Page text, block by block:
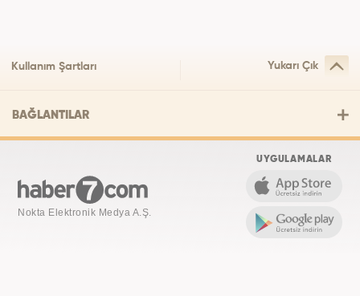
Kullanım Şartları Yukarı Çık
BAĞLANTILAR
Nokta Elektronik Medya A.Ş.
UYGULAMALAR